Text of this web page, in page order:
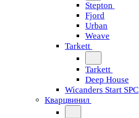
Stepton
Fjord
Urban
Weave
Tarkett
Tarkett
Deep House
Wicanders Start SPC
Кварцвинил